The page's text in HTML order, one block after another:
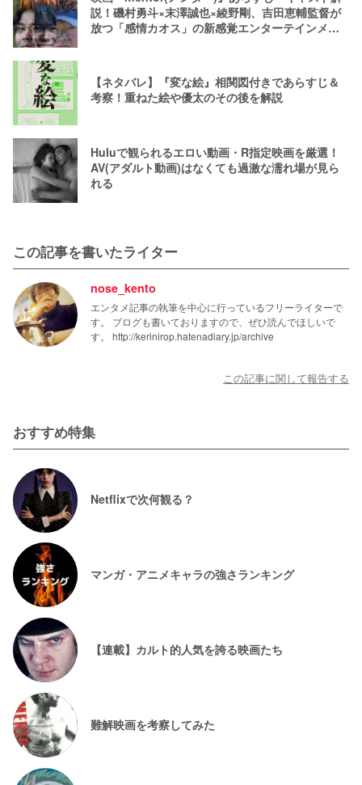
説！磯村勇斗×末澤誠也×綾野剛、吉田恵輔監督が
放つ「感情カオス」の新感覚エンターテインメン
【ネタバレ】『変な絵』相関図付きであらすじ＆
考察！重ねた絵や優太のその後を解説
Huluで観られるエロい動画・R指定映画を厳選！
AV(アダルト動画)はなくても過激な濡れ場が見ら
れる
この記事を書いたライター
nose_kento
エンタメ記事の執筆を中心に行っているフリーライターで
す。 ブログも書いておりますので、ぜひ読んでほしいで
す。 http://kerinirop.hatenadiary.jp/archive
この記事に関して報告する
おすすめ特集
Netflixで次何観る？
マンガ・アニメキャラの強さランキング
【連載】カルト的人気を誇る映画たち
難解映画を考察してみた